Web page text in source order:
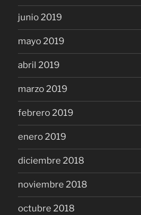
junio 2019
mayo 2019
abril 2019
marzo 2019
febrero 2019
enero 2019
diciembre 2018
noviembre 2018
octubre 2018